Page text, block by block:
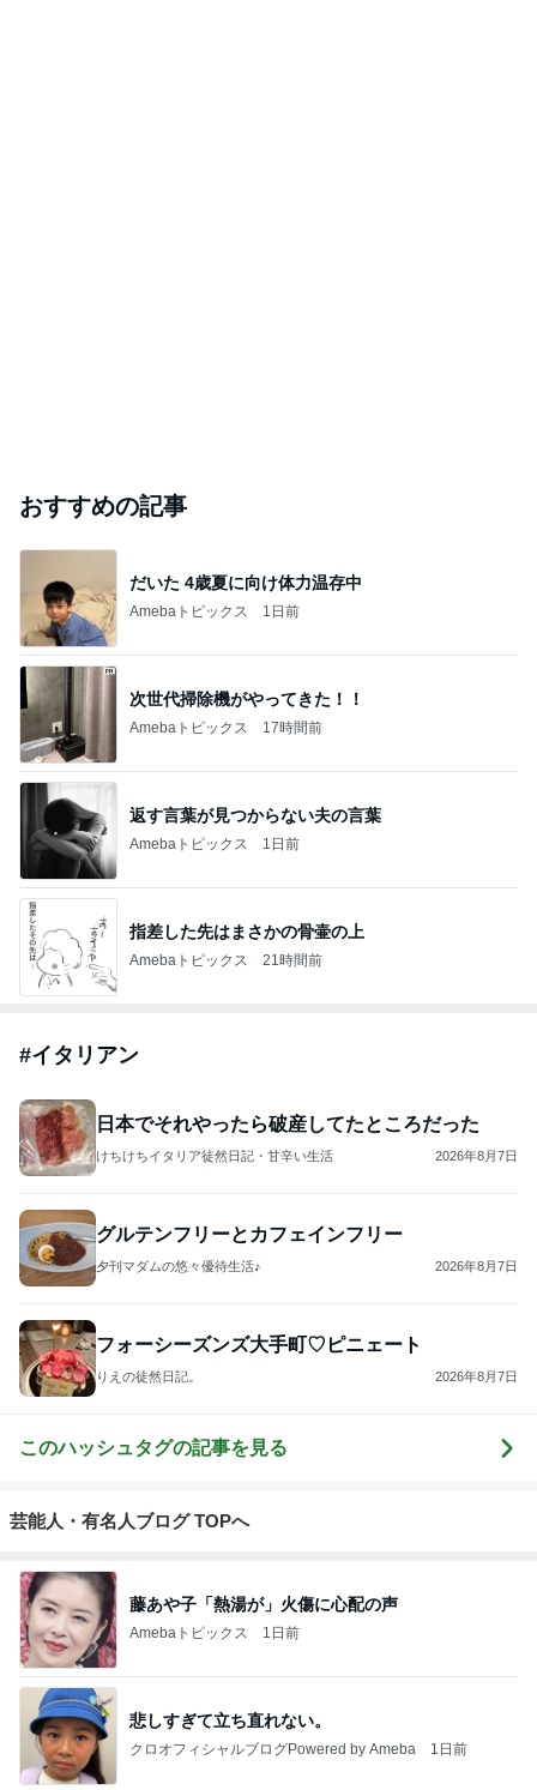
おすすめの記事
だいた 4歳夏に向け体力温存中
Amebaトピックス 1日前
次世代掃除機がやってきた！！
Amebaトピックス 17時間前
返す言葉が見つからない夫の言葉
Amebaトピックス 1日前
指差した先はまさかの骨壷の上
Amebaトピックス 21時間前
#イタリアン
日本でそれやったら破産してたところだった
けちけちイタリア徒然日記・甘辛い生活 2026年8月7日
グルテンフリーとカフェインフリー
夕刊マダムの悠々優待生活♪ 2026年8月7日
フォーシーズンズ大手町♡ピニェート
りえの徒然日記。 2026年8月7日
このハッシュタグの記事を見る
芸能人・有名人ブログ TOPへ
藤あや子「熱湯が」火傷に心配の声
Amebaトピックス 1日前
悲しすぎて立ち直れない。
クロオフィシャルブログPowered by Ameba 1日前